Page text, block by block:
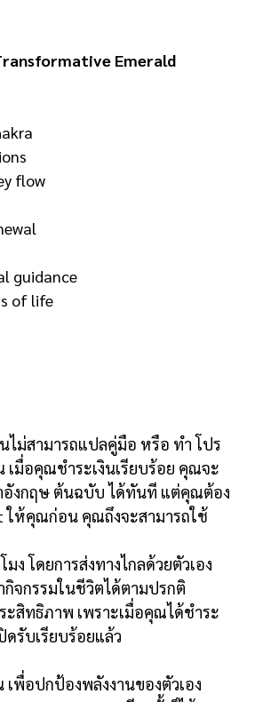
Emerald
flow
guidance
of life
ไม่สามารถแปลคู่มือ หรือ ทำ โปร
เมื่อคุณชำระเงินเรียบร้อย คุณจะ
อังกฤษ ต้นฉบับ ได้ทันที แต่คุณต้อง
ให้คุณก่อน คุณถึงจะสามารถใช้
มง โดยการส่งทางไกลด้วยตัวเอง
จกรรมในชีวิตได้ตามปรกติ
ะสิทธิภาพ เพราะเมื่อคุณได้ชำระ
ดรับเรียบร้อยแล้ว
พื่อปกป้องพลังงานของตัวเอง